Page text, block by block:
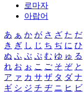
로마자
아랍어
あ ぁ か が さ ざ た だ
き ぎ し じ ち ぢ に ひ
ぬ ふ ぶ ぷ む ゆ ゅ る
れ お ぉ こ ご そ ぞ と
ア ァ カ サ ザ タ ダ ナ
ギ シ ジ チ ヂ ニ ヒ ビ